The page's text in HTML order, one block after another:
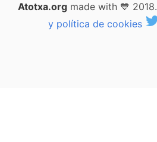
Atotxa.orgmade with 💙 2018.
y política de cookies